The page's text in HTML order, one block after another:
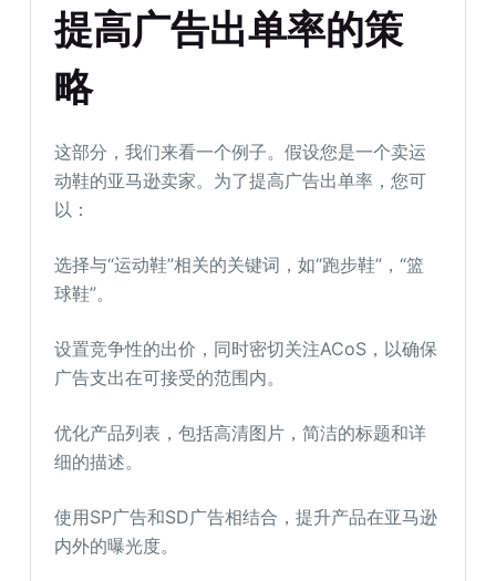
提高广告出单率的策
略
这部分，我们来看一个例子。假设您是一个卖运
动鞋的亚马逊卖家。为了提高广告出单率，您可
以：
选择与“运动鞋”相关的关键词，如“跑步鞋”，“篮
球鞋”。
设置竞争性的出价，同时密切关注ACoS，以确保
广告支出在可接受的范围内。
优化产品列表，包括高清图片，简洁的标题和详
细的描述。
使用SP广告和SD广告相结合，提升产品在亚马逊
内外的曝光度。